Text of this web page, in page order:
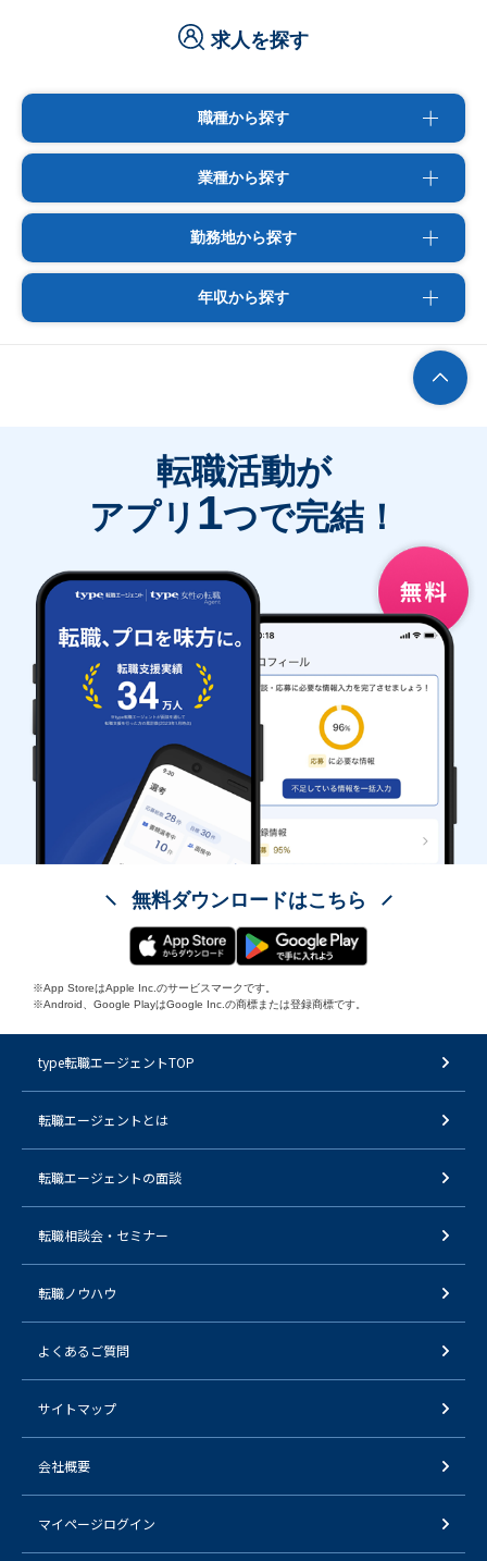
求人を探す
職種から探す
業種から探す
勤務地から探す
年収から探す
転職活動が
アプリ 1つで完結！
無料ダウンロードはこちら
※App StoreはApple Inc.のサービスマークです。
※Android、Google PlayはGoogle Inc.の商標または登録商標です。
type転職エージェントTOP
転職エージェントとは
転職エージェントの面談
転職相談会・セミナー
転職ノウハウ
よくあるご質問
サイトマップ
会社概要
マイページログイン